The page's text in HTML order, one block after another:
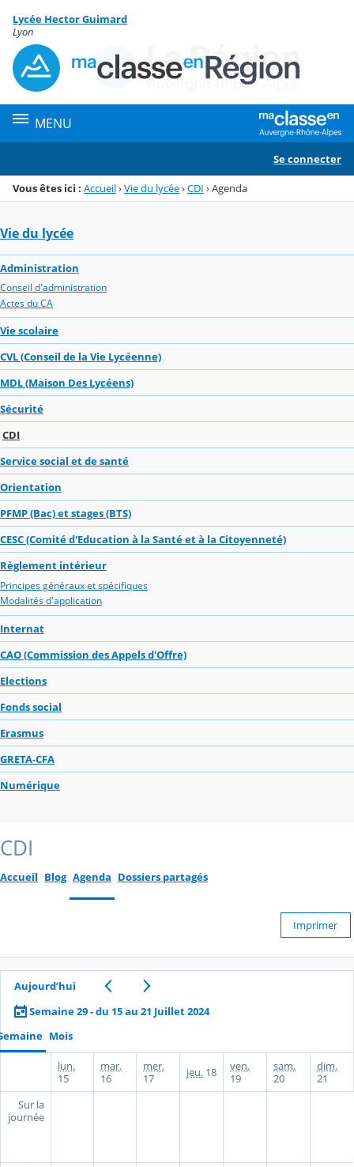
Menu de la rubrique
Contenu
Lycée Hector Guimard
Lyon
MENU
Se connecter
Vous êtes ici : Accueil›Vie du lycée›CDI ›Agenda
Vie du lycée
Administration
Conseil d'administration
Actes du CA
Vie scolaire
CVL (Conseil de la Vie Lycéenne)
MDL (Maison Des Lycéens)
Sécurité
CDI
Service social et de santé
Orientation
PFMP (Bac) et stages (BTS)
CESC (Comité d'Education à la Santé et à la Citoyenneté)
Règlement intérieur
Principes généraux et spécifiques
Modalités d'application
Internat
CAO (Commission des Appels d'Offre)
Elections
Fonds social
Erasmus
GRETA-CFA
Numérique
CDI
Accueil Blog Agenda Dossiers partagés
Imprimer
Aujourd’hui
Semaine 29 - du 15 au 21 Juillet 2024
Mois
lun.
15
mar.
16
mer.
17
jeu. 18
ven.
19
sam.
20
dim.
21
Sur la
journée